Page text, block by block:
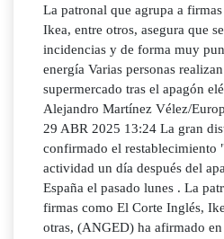
La patronal que agrupa a
Ikea, entre otros, asegura que
incidencias y de forma muy
energía Varias personas
supermercado tras el apagón
Alejandro Martínez Vélez/
29 ABR 2025 13:24 La gran
confirmado el restablecimiento
actividad un día después del
España el pasado lunes . La
firmas como El Corte Inglés,
otras, (ANGED) ha afirmado